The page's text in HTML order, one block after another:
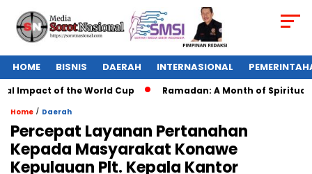
HOME BISNIS DAERAH INTERNASIONAL
Impact of the World Cup Ramadan: A Month of Spiritual
Home / Daerah
Percepat Layanan Pertanahan
Kepada Masyarakat Konawe
Kepulauan Plt. Kepala Kantor